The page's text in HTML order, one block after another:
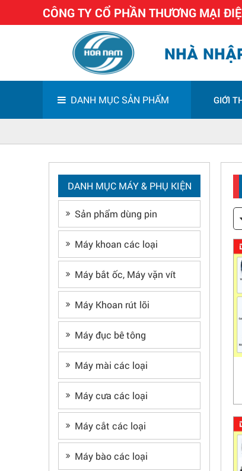
CÔNG TY CỔ PHẦN THƯƠNG MẠI
NHÀ
DANH MỤC SẢN PHẨM GIỚI
DANH MỤC MÁY & PHỤ KIỆN
Sản phẩm dùng pin
Máy khoan các loại
Máy bắt ốc, Máy vặn vít
Máy Khoan rút lõi
Máy đục bê tông
Máy mài các loại
Máy cưa các loại
Máy cắt các loại
Máy bào các loại